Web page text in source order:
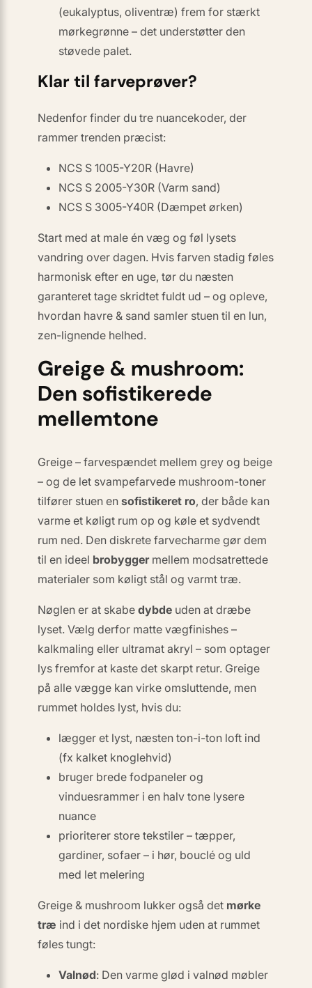
(eukalyptus, oliventræ) frem for stærkt
mørkegrønne – det understøtter den
støvede palet.
Klar til farveprøver?
Nedenfor finder du tre nuancekoder, der
rammer trenden præcist:
NCS S 1005-Y20R (Havre)
NCS S 2005-Y30R (Varm sand)
NCS S 3005-Y40R (Dæmpet ørken)
Start med at male én væg og føl lysets
vandring over dagen. Hvis farven stadig føles
harmonisk efter en uge, tør du næsten
garanteret tage skridtet fuldt ud – og opleve,
hvordan havre & sand samler stuen til en lun,
zen-lignende helhed.
Greige & mushroom:
Den sofistikerede
mellemtone
Greige – farvespændet mellemgrey og beige
– og de let svampefarvede mushroom-toner
tilfører stuen ensofistikeret ro, der både kan
varme et køligt rum op og køle et sydvendt
rum ned. Den diskrete farvecharme gør dem
til en ideel brobyggermellem modsatrettede
materialer som køligt stål og varmt træ.
Nøglen er at skabedybde uden at dræbe
lyset. Vælg derfor matte vægfinish­es –
kalkmaling eller ultramat akryl – somoptager
lys fremfor at kaste det skarpt retur. Greige
på alle vægge kan virke omsluttende, men
rummet holdes lyst, hvis du:
lægger et lyst, næsten ton-i-ton loft ind
(fx kalket knoglehvid)
bruger brede fodpaneler og
vinduesrammer i en halv tone lysere
nuance
prioriterer store tekstiler – tæpper,
gardiner, sofaer – i hør, bouclé og uld
med let melering
Greige & mushroom lukker også det mørke
træ ind i det nordiske hjem uden at rummet
føles tungt:
Valnød: Den varme glød i valnød møbler